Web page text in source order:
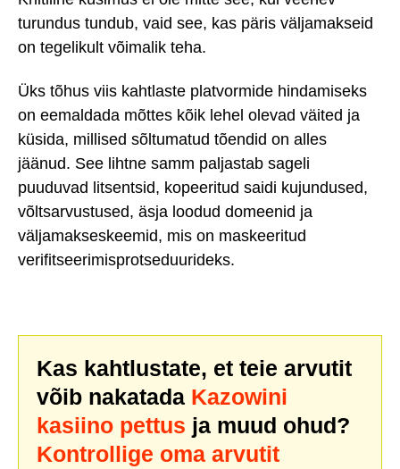
turundus tundub, vaid see, kas päris väljamakseid
on tegelikult võimalik teha.
Üks tõhus viis kahtlaste platvormide hindamiseks
on eemaldada mõttes kõik lehel olevad väited ja
küsida, millised sõltumatud tõendid on alles
jäänud. See lihtne samm paljastab sageli
puuduvad litsentsid, kopeeritud saidi kujundused,
võltsarvustused, äsja loodud domeenid ja
väljamakseskeemid, mis on maskeeritud
verifitseerimisprotseduurideks.
Kas kahtlustate, et teie arvutit
võib nakatada Kazowini
kasiino pettus ja muud ohud?
Kontrollige oma arvutit